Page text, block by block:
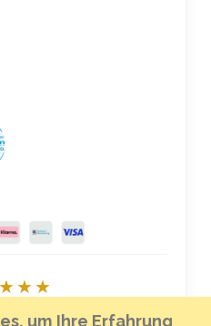
um Ihre Erfahrung
bewerten